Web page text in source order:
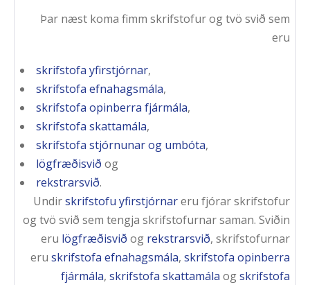
Þar næst koma fimm skrifstofur og tvö svið sem
eru
skrifstofa yfirstjórnar,
skrifstofa efnahagsmála,
skrifstofa opinberra fjármála,
skrifstofa skattamála,
skrifstofa stjórnunar og umbóta,
lögfræðisvið og
rekstrarsvið.
Undirskrifstofu yfirstjórnareru fjórar skrifstofur
og tvö svið sem tengja skrifstofurnar saman. Sviðin
eru lögfræðisvið og rekstrarsvið, skrifstofurnar
eru skrifstofa efnahagsmála, skrifstofa opinberra
fjármála, skrifstofa skattamála ogskrifstofa